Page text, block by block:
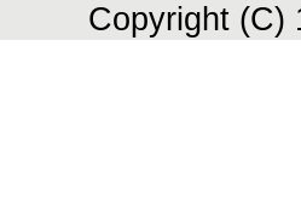
Copyright (C)